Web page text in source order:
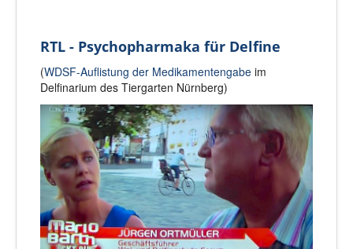
RTL - Psychopharmaka für Delfine
(WDSF-Auflistung der Medikamentengabe im
Delfinarium des Tiergarten Nürnberg)